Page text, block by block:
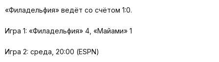
«Филадельфия» ведёт со счётом 1:0.
Игра 1: «Филадельфия» 4, «Майами» 1
Игра 2: среда, 20:00 (ESPN)